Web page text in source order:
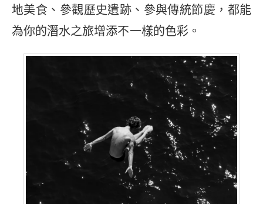
地美食、參觀歷史遺跡、參與傳統節慶，都能
為你的潛水之旅增添不一樣的色彩。